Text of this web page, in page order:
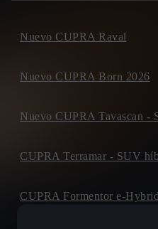
Nuevo CUPRA Raval
Nuevo CUPRA Born 2026
Nuevo CUPRA Tavascan -
CUPRA Terramar - SUV
CUPRA Formentor e-Hybrid